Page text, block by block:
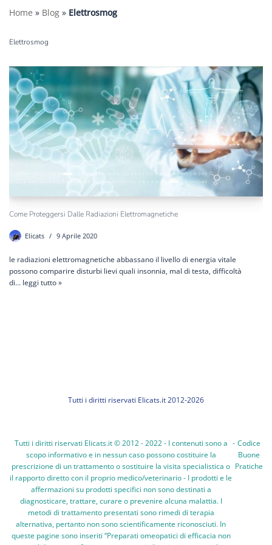
Home » Blog » Elettrosmog
Elettrosmog
Come Proteggersi Dalle Radiazioni Elettromagnetiche
Elicats 9 Aprile 2020
le radiazioni elettromagnetiche abbassano il livello di energia vitale
possono comparire disturbi lievi quali insonnia, mal di testa, difficoltà
di… leggi tutto »
Tutti i diritti riservati Elicats.it 2012-2026
Tutti i diritti riservati Elicats.it © 2012 - 2022 - I contenuti sono a
scopo informativo e in nessun caso possono costituire la
prescrizione di un trattamento o sostituire la visita specialistica o
il rapporto diretto con il proprio medico/veterinario - I prodotti e le
affermazioni su prodotti specifici non sono destinati a
diagnosticare, trattare, curare o prevenire alcuna malattia. I
metodi di trattamento presentati sono rimedi di terapia
alternativa, pertanto non sono scientificamente riconosciuti. In
queste pagine sono inseriti “Preparati omeopatici di efficacia non
- Codice
Buone
Pratiche